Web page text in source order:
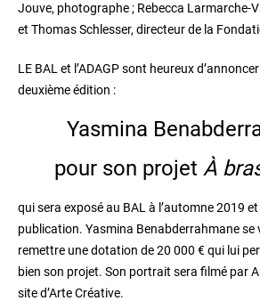
Jouve, photographe ; Rebecca Larmarche-
et Thomas Schlesser, directeur de la
LE BAL et l’ADAGP sont heureux
deuxième édition :
Yasmina
pour son projet À
qui sera exposé au BAL à l’automne 2019
publication. Yasmina Benabderrahmane se
remettre une dotation de 20 000 € qui lui
bien son projet. Son portrait sera filmé par
site d’Arte Créative.